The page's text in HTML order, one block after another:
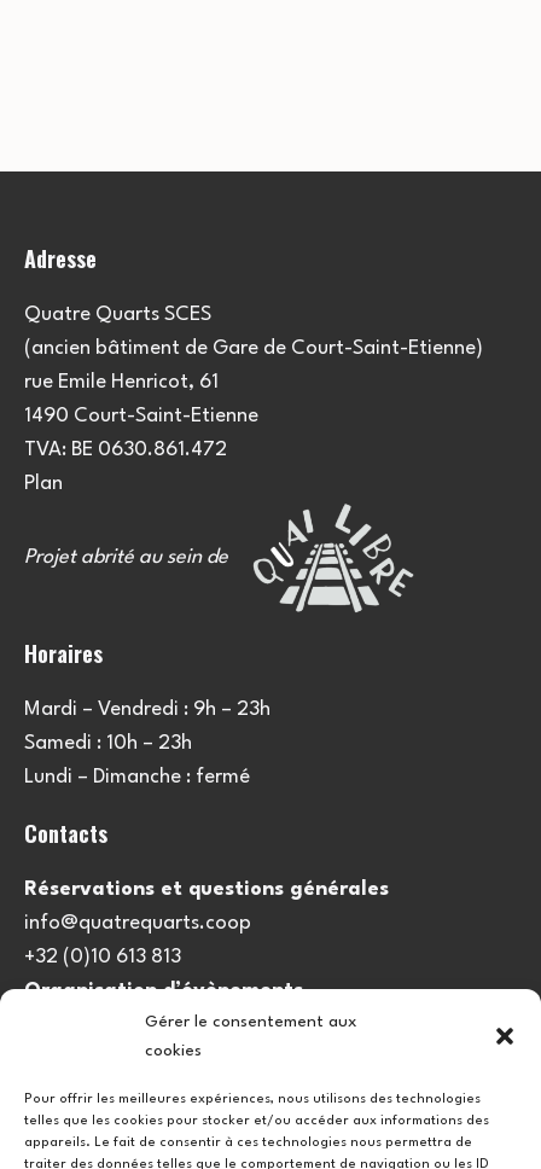
Gérer le consentement aux
cookies
Pour offrir les meilleures expériences, nous utilisons des technologies
telles que les cookies pour stocker et/ou accéder aux informations des
appareils. Le fait de consentir à ces technologies nous permettra de
traiter des données telles que le comportement de navigation ou les ID
Adresse
Quatre Quarts SCES
(ancien bâtiment de Gare de Court-Saint-Etienne)
rue Emile Henricot, 61
1490 Court-Saint-Etienne
TVA: BE 0630.861.472
Plan
Projet abrité au sein de
Horaires
Mardi – Vendredi : 9h – 23h
Samedi : 10h – 23h
Lundi – Dimanche : fermé
Contacts
Réservations et questions générales
info@quatrequarts.coop
+32 (0)10 613 813
Organisation d’évènements
viedulieu@quatrequarts.coop
Politique de cookies (UE)